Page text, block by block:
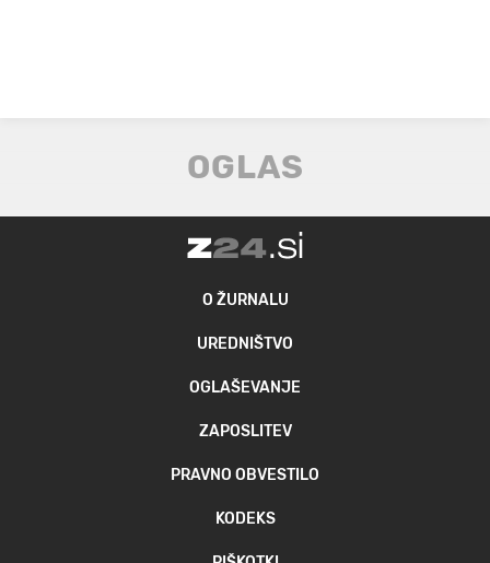
O ŽURNALU
UREDNIŠTVO
OGLAŠEVANJE
ZAPOSLITEV
PRAVNO OBVESTILO
KODEKS